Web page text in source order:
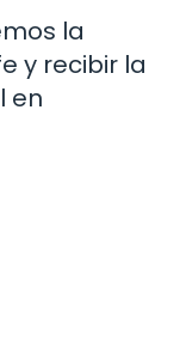
la
y recibir la
en